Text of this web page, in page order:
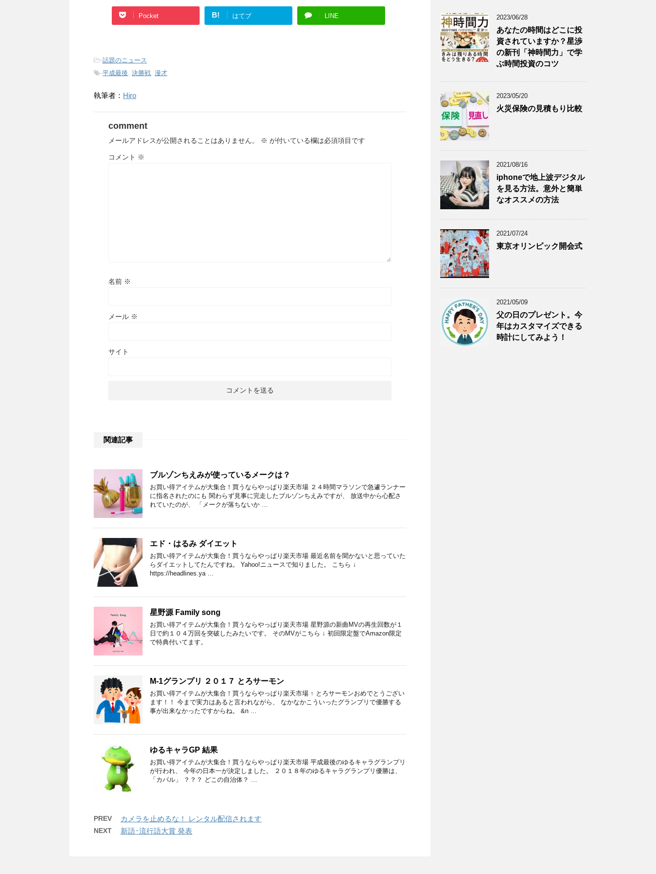
Pocket B! はてブ LINE
-話題のニュース
-平成最後, 決勝戦, 漫才
執筆者： Hiro
comment
メールアドレスが公開されることはありません。 ※ が付いている欄は必須項目です
コメント ※
名前 ※
メール ※
サイト
関連記事
ブルゾンちえみが使っているメークは？
お買い得アイテムが大集合！買うならやっぱり楽天市場 ２４時間マラソンで急遽ランナー
に指名されたのにも 関わらず見事に完走したブルゾンちえみですが、 放送中から心配さ
れていたのが、 「メークが落ちないか …
エド・はるみ ダイエット
お買い得アイテムが大集合！買うならやっぱり楽天市場 最近名前を聞かないと思っていた
らダイエットしてたんですね。 Yahoo!ニュースで知りました。 こちら ↓
https://headlines.ya …
星野源 Family song
お買い得アイテムが大集合！買うならやっぱり楽天市場 星野源の新曲MVの再生回数が１
日で約１０４万回を突破したみたいです。 そのMVがこちら ↓ 初回限定盤でAmazon限定
で特典付いてます。
M-1グランプリ ２０１７ とろサーモン
お買い得アイテムが大集合！買うならやっぱり楽天市場 ↑ とろサーモンおめでとうござい
ます！！ 今まで実力はあると言われながら、 なかなかこういったグランプリで優勝する
事が出来なかったですからね。 &n …
ゆるキャラGP 結果
お買い得アイテムが大集合！買うならやっぱり楽天市場 平成最後のゆるキャラグランプリ
が行われ、 今年の日本一が決定しました。 ２０１８年のゆるキャラグランプリ優勝は、
「カパル」 ？？？ どこの自治体？ …
PREV カメラを止めるな！ レンタル配信されます
NEXT 新語･流行語大賞 発表
2023/06/28
あなたの時間はどこに投
資されていますか？星渉
の新刊「神時間力」で学
ぶ時間投資のコツ
2023/05/20
火災保険の見積もり比較
2021/08/16
iphoneで地上波デジタル
を見る方法。意外と簡単
なオススメの方法
2021/07/24
東京オリンピック開会式
2021/05/09
父の日のプレゼント。今
年はカスタマイズできる
時計にしてみよう！